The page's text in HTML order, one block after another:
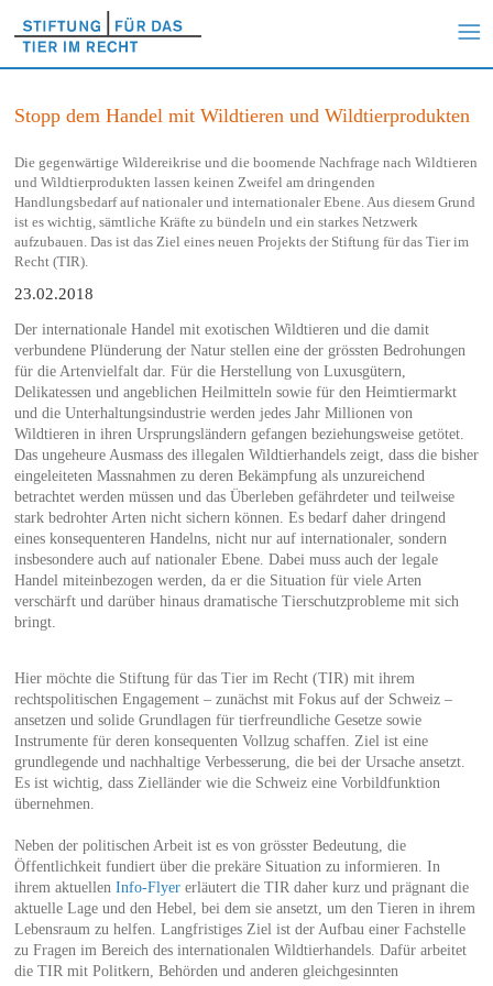
Stopp dem Handel mit Wildtieren und Wildtierprodukten
Die gegenwärtige Wildereikrise und die boomende Nachfrage nach Wildtieren
und Wildtierprodukten lassen keinen Zweifel am dringenden
Handlungsbedarf auf nationaler und internationaler Ebene. Aus diesem Grund
ist es wichtig, sämtliche Kräfte zu bündeln und ein starkes Netzwerk
aufzubauen. Das ist das Ziel eines neuen Projekts der Stiftung für das Tier im
Recht (TIR).
23.02.2018
Der internationale Handel mit exotischen Wildtieren und die damit
verbundene Plünderung der Natur stellen eine der grössten Bedrohungen
für die Artenvielfalt dar. Für die Herstellung von Luxusgütern,
Delikatessen und angeblichen Heilmitteln sowie für den Heimtiermarkt
und die Unterhaltungsindustrie werden jedes Jahr Millionen von
Wildtieren in ihren Ursprungsländern gefangen beziehungsweise getötet.
Das ungeheure Ausmass des illegalen Wildtierhandels zeigt, dass die bisher
eingeleiteten Massnahmen zu deren Bekämpfung als unzureichend
betrachtet werden müssen und das Überleben gefährdeter und teilweise
stark bedrohter Arten nicht sichern können. Es bedarf daher dringend
eines konsequenteren Handelns, nicht nur auf internationaler, sondern
insbesondere auch auf nationaler Ebene. Dabei muss auch der legale
Handel miteinbezogen werden, da er die Situation für viele Arten
verschärft und darüber hinaus dramatische Tierschutzprobleme mit sich
bringt.
Hier möchte die Stiftung für das Tier im Recht (TIR) mit ihrem
rechtspolitischen Engagement – zunächst mit Fokus auf der Schweiz –
ansetzen und solide Grundlagen für tierfreundliche Gesetze sowie
Instrumente für deren konsequenten Vollzug schaffen. Ziel ist eine
grundlegende und nachhaltige Verbesserung, die bei der Ursache ansetzt.
Es ist wichtig, dass Zielländer wie die Schweiz eine Vorbildfunktion
übernehmen.
Neben der politischen Arbeit ist es von grösster Bedeutung, die
Öffentlichkeit fundiert über die prekäre Situation zu informieren. In
ihrem aktuellen Info-Flyererläutert die TIR daher kurz und prägnant die
aktuelle Lage und den Hebel, bei dem sie ansetzt, um den Tieren in ihrem
Lebensraum zu helfen. Langfristiges Ziel ist der Aufbau einer Fachstelle
zu Fragen im Bereich des internationalen Wildtierhandels. Dafür arbeitet
die TIR mit Politkern, Behörden und anderen gleichgesinnten